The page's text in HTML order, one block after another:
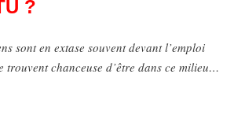
?
sont en extase souvent devant l’emploi
trouvent chanceuse d’être dans ce milieu…